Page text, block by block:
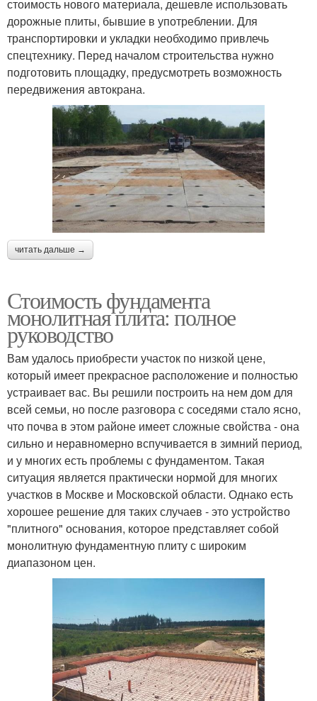
стоимость нового материала, дешевле использовать
дорожные плиты, бывшие в употреблении. Для
транспортировки и укладки необходимо привлечь
спецтехнику. Перед началом строительства нужно
подготовить площадку, предусмотреть возможность
передвижения автокрана.
читать дальше →
Стоимость фундамента
монолитная плита: полное
руководство
Вам удалось приобрести участок по низкой цене,
который имеет прекрасное расположение и полностью
устраивает вас. Вы решили построить на нем дом для
всей семьи, но после разговора с соседями стало ясно,
что почва в этом районе имеет сложные свойства - она
сильно и неравномерно вспучивается в зимний период,
и у многих есть проблемы с фундаментом. Такая
ситуация является практически нормой для многих
участков в Москве и Московской области. Однако есть
хорошее решение для таких случаев - это устройство
"плитного" основания, которое представляет собой
монолитную фундаментную плиту с широким
диапазоном цен.